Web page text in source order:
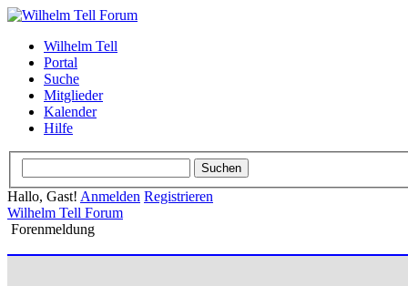
Wilhelm Tell
Portal
Suche
Mitglieder
Kalender
Hilfe
Hallo, Gast! Anmelden Registrieren
Wilhelm Tell Forum
Forenmeldung